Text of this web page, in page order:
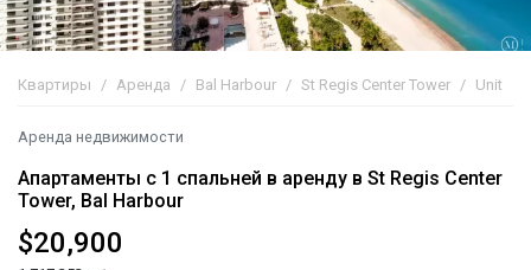
Квартиры Аренда Bal Harbour St Regis Center Tower Unit
Аренда недвижимости
Апартаменты с 1 спальней в аренду в St Regis Center
Tower, Bal Harbour
$20,900